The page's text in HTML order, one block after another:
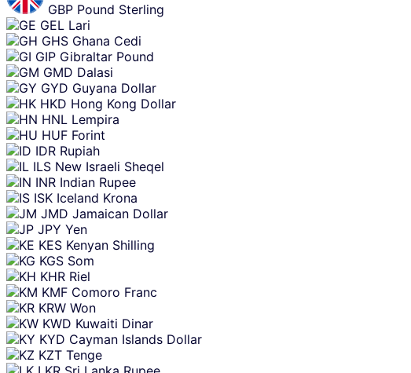
GBP Pound Sterling
GEL Lari
GHS Ghana Cedi
GIP Gibraltar Pound
GMD Dalasi
GYD Guyana Dollar
HKD Hong Kong Dollar
HNL Lempira
HUF Forint
IDR Rupiah
ILS New Israeli Sheqel
INR Indian Rupee
ISK Iceland Krona
JMD Jamaican Dollar
JPY Yen
KES Kenyan Shilling
KGS Som
KHR Riel
KMF Comoro Franc
KRW Won
KWD Kuwaiti Dinar
KYD Cayman Islands Dollar
KZT Tenge